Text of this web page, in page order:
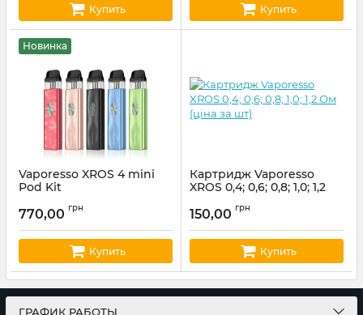
Купить Купить
Новинка
Vaporesso XROS 4 mini
Pod Kit
770,00 грн
Купить
Картридж Vaporesso
XROS 0,4; 0,6; 0,8; 1,0; 1,2
Артикул: vapor02
150,00 грн
Купить
ГРАФИК РАБОТЫ